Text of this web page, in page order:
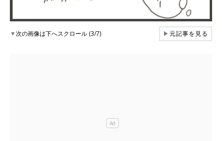
▼次の画像は下へスクロール (3/7) ▶元記事を見る